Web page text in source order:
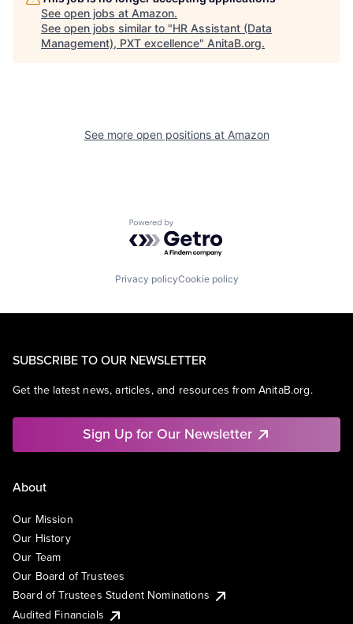
See open jobs at Amazon.
See open jobs similar to "HR Assistant (Data
Management), PXT excellence" AnitaB.org.
See more open positions at Amazon
Powered by Getro.com
Privacy policyCookie policy
SUBSCRIBE TO OUR NEWSLETTER
Get the latest news, articles, and resources from AnitaB.org.
Sign Up for Our Newsletter
About
Our Mission
Our History
Our Team
Our Board of Trustees
Board of Trustees Student Nominations
Audited Financials